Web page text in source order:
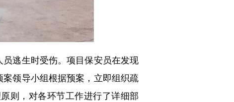
逃生时受伤。项目保安员在发现
领导小组根据预案，立即组织疏
则，对各环节工作进行了详细部